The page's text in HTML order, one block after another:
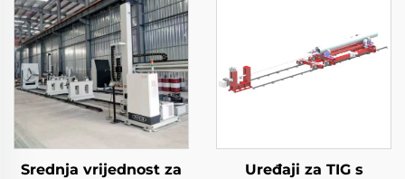
Srednja vrijednost za
Uređaji za TIG s